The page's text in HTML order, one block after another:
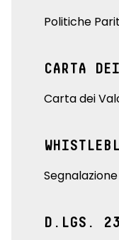
Politiche
CARTA
Carta dei
Segnalazione
D.LGS.